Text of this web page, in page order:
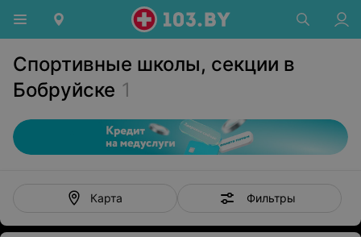
Спортивные школы, секции в
Бобруйске 1
Карта Фильтры